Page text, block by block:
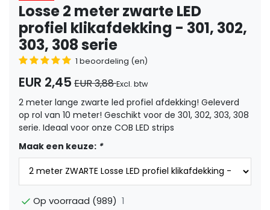
Losse 2 meter zwarte LED
profiel klikafdekking - 301, 302,
303, 308 serie
1 beoordeling (en)
EUR 2,45 EUR 3,88Excl. btw
2 meter lange zwarte led profiel afdekking! Geleverd
op rol van 10 meter! Geschikt voor de 301, 302, 303, 308
serie. Ideaal voor onze COB LED strips
Maak een keuze: *
Op voorraad (989) 1